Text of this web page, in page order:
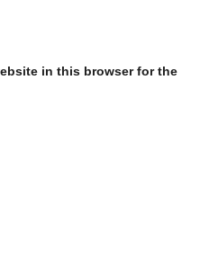
in this browser for the